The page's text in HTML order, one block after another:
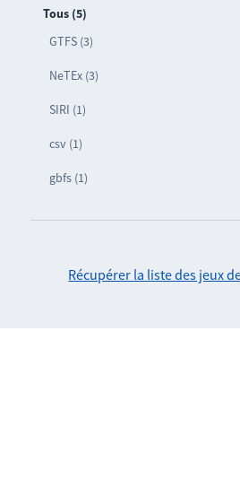
Tous (5)
GTFS (3)
NeTEx (3)
SIRI (1)
csv (1)
gbfs (1)
Récupérer la liste des jeux